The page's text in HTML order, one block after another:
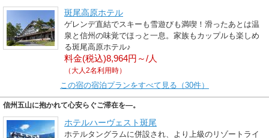
斑尾高原ホテル
ゲレンデ直結でスキーも雪遊びも満喫！滑ったあとは温
泉と信州の味覚でほっと一息。家族もカップルも楽しめ
る斑尾高原ホテル♪
料金(税込)8,964円～/人
（大人2名利用時）
この宿の宿泊プランをすべて見る（30件）
信州五山に抱かれて心安らぐご滞在を―。
ホテルハーヴェスト斑尾
ホテルタングラムに併設され、より上級のリゾートライ